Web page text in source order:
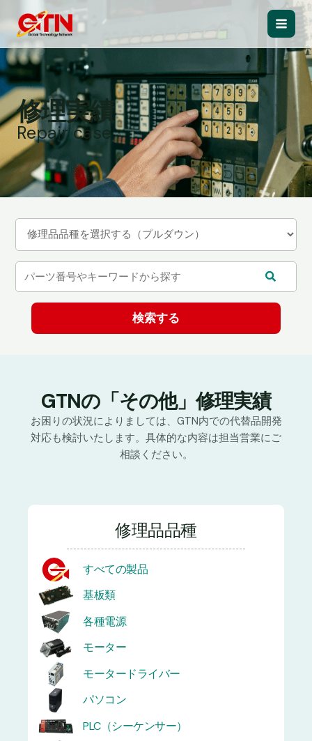
ス
キ
ッ
プ
Main
修理実績
Repair case
GTNの「その他」修理実績
お困りの状況によりましては、GTN内での代替品開発
対応も検討いたします。具体的な内容は担当営業にご
相談ください。
修理品品種
すべての製品
基板類
各種電源
モーター
モータードライバー
パソコン
PLC（シーケンサー）